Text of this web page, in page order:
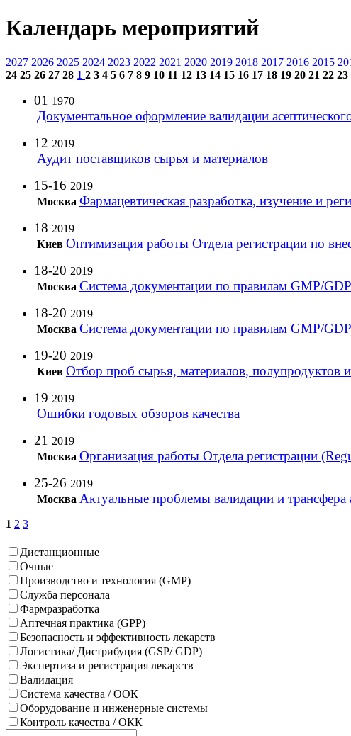
Календарь мероприятий
2027 2026 2025 2024 2023 2022 2021 2020 2019 2018 2017 2016 2015
24 25 26 27 28 1 2 3 4 5 6 7 8 9 10 11 12 13 14 15 16 17 18 19 20 21 22 23
01 1970
Документальное оформление валидации
12 2019
Аудит поставщиков сырья и материалов
15-16 2019
Москва Фармацевтическая разработка, изучение и
18 2019
Киев Оптимизация работы Отдела регистрации по
18-20 2019
Москва Система документации по правилам GMP/
18-20 2019
Москва Система документации по правилам GMP/
19-20 2019
Киев Отбор проб сырья, материалов, полупродуктов
19 2019
Ошибки годовых обзоров качества
21 2019
Москва Организация работы Отдела регистрации
25-26 2019
Москва Актуальные проблемы валидации и трансфера
1 2 3
Дистанционные
Очные
Производство и технология (GMP)
Служба персонала
Фармразработка
Аптечная практика (GPP)
Безопасность и эффективность лекарств
Логистика/ Дистрибуция (GSP/ GDP)
Экспертиза и регистрация лекарств
Валидация
Система качества / ООК
Оборудование и инженерные системы
Контроль качества / ОКК